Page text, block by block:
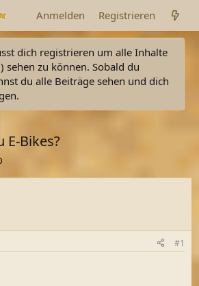
Anmelden Registrieren
dich registrieren um alle Inhalte
sehen zu können. Sobald du
du alle Beiträge sehen und dich
E-Bikes?
#1